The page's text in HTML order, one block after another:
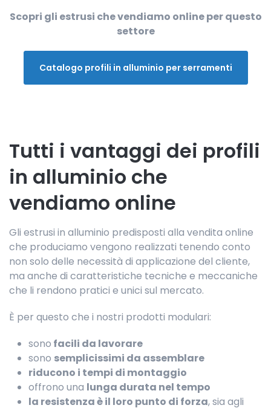
Scopri gli estrusi che vendiamo online per questo
settore
Catalogo profili in alluminio per serramenti
Tutti i vantaggi dei profili
in alluminio che
vendiamo online
Gli estrusi in alluminio predisposti alla vendita online
che produciamo vengono realizzati tenendo conto
non solo delle necessità di applicazione del cliente,
ma anche di caratteristiche tecniche e meccaniche
che li rendono pratici e unici sul mercato.
È per questo che i nostri prodotti modulari:
sono facili da lavorare
sono semplicissimi da assemblare
riducono i tempi di montaggio
offrono una lunga durata nel tempo
la resistenza è il loro punto di forza, sia agli